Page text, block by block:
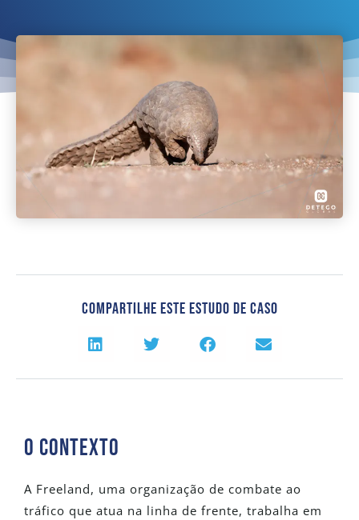
Compartilhe Este Estudo De Caso
O Contexto
A Freeland, uma organização de combate ao
tráfico que atua na linha de frente, trabalha em